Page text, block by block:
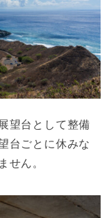
望台として整備
台ごとに休みな
せん。